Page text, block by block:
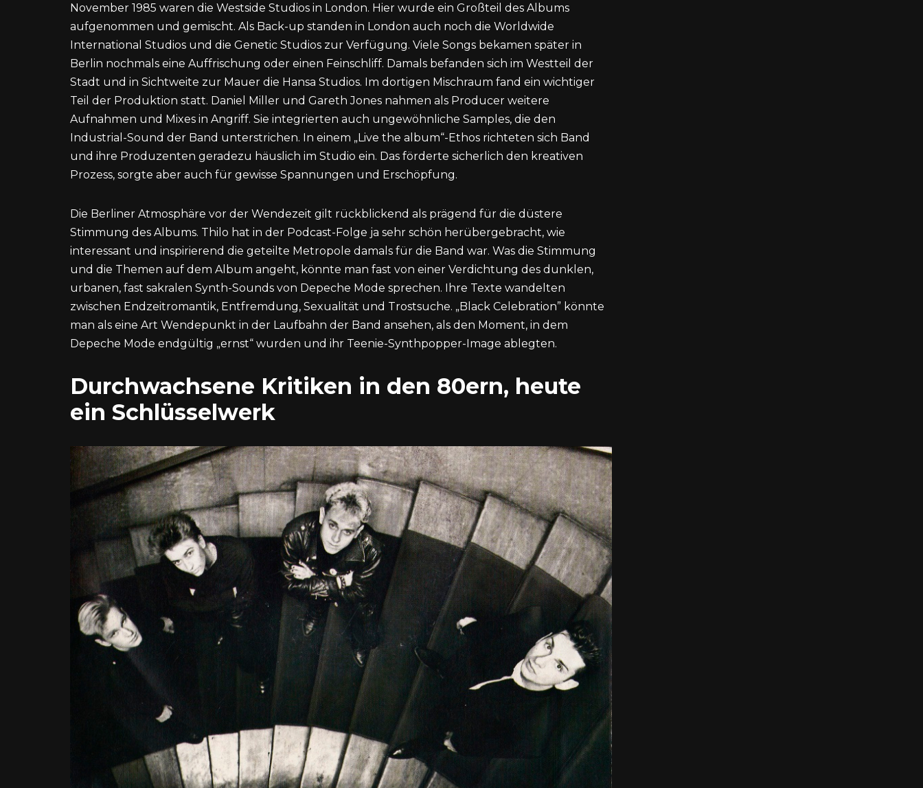
November 1985 waren die Westside Studios in London. Hier wurde ein Großteil des Albums
aufgenommen und gemischt. Als Back-up standen in London auch noch die Worldwide
International Studios und die Genetic Studios zur Verfügung. Viele Songs bekamen später in
Berlin nochmals eine Auffrischung oder einen Feinschliff. Damals befanden sich im Westteil der
Stadt und in Sichtweite zur Mauer die Hansa Studios. Im dortigen Mischraum fand ein wichtiger
Teil der Produktion statt. Daniel Miller und Gareth Jones nahmen als Producer weitere
Aufnahmen und Mixes in Angriff. Sie integrierten auch ungewöhnliche Samples, die den
Industrial-Sound der Band unterstrichen. In einem „Live the album“-Ethos richteten sich Band
und ihre Produzenten geradezu häuslich im Studio ein. Das förderte sicherlich den kreativen
Prozess, sorgte aber auch für gewisse Spannungen und Erschöpfung.
Die Berliner Atmosphäre vor der Wendezeit gilt rückblickend als prägend für die düstere
Stimmung des Albums. Thilo hat in der Podcast-Folge ja sehr schön herübergebracht, wie
interessant und inspirierend die geteilte Metropole damals für die Band war. Was die Stimmung
und die Themen auf dem Album angeht, könnte man fast von einer Verdichtung des dunklen,
urbanen, fast sakralen Synth-Sounds von Depeche Mode sprechen. Ihre Texte wandelten
zwischen Endzeitromantik, Entfremdung, Sexualität und Trostsuche. „Black Celebration” könnte
man als eine Art Wendepunkt in der Laufbahn der Band ansehen, als den Moment, in dem
Depeche Mode endgültig „ernst“ wurden und ihr Teenie-Synthpopper-Image ablegten.
Durchwachsene Kritiken in den 80ern, heute
ein Schlüsselwerk